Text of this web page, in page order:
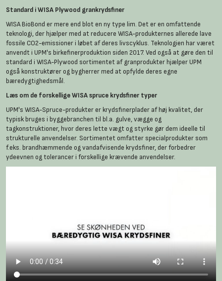
Standard i WISA Plywood grankrydsfiner
WISA BioBond er mere end blot en ny type lim. Det er en omfattende
teknologi, der hjælper med at reducere WISA-produkternes allerede lave
fossile CO2-emissioner i løbet af deres livscyklus. Teknologien har været
anvendt i UPM's birkefinerproduktion siden 2017. Ved også at gøre den til
standard i WISA-Plywood sortimentet af granprodukter hjælper UPM
også konstruktører og bygherrer med at opfylde deres egne
bæredygtighedsmål.
Læs om de forskellige WISA spruce krydsfiner typer
UPM's WISA-Spruce-produkter er krydsfinerplader af høj kvalitet, der
typisk bruges i byggebranchen til bl.a. gulve, vægge og
tagkonstruktioner, hvor deres lette vægt og styrke gør dem ideelle til
strukturelle anvendelser. Sortimentet omfatter specialprodukter som
f.eks. brandhæmmende og vandafvisende krydsfiner, der forbedrer
ydeevnen og tolerancer i forskellige krævende anvendelser.